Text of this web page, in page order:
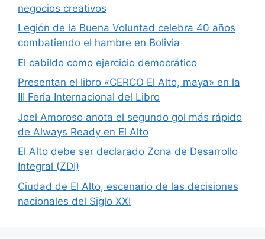
negocios creativos
Legión de la Buena Voluntad celebra 40 años
combatiendo el hambre en Bolivia
El cabildo como ejercicio democrático
Presentan el libro «CERCO El Alto, maya» en la
III Feria Internacional del Libro
Joel Amoroso anota el segundo gol más rápido
de Always Ready en El Alto
El Alto debe ser declarado Zona de Desarrollo
Integral (ZDI)
Ciudad de El Alto, escenario de las decisiones
nacionales del Siglo XXI